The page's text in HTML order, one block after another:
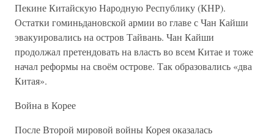
Пекине Китайскую Народную Республику (КНР).
Остатки гоминьдановской армии во главе с Чан Кайши
эвакуировались на остров Тайвань. Чан Кайши
продолжал претендовать на власть во всем Китае и тоже
начал реформы на своём острове. Так образовались «два
Китая».
Война в Корее
После Второй мировой войны Корея оказалась